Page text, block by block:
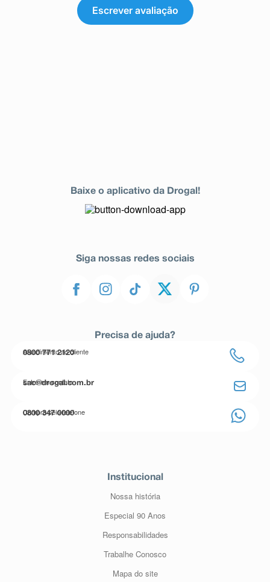
Escrever avaliação
Baixe o aplicativo da Drogal!
Siga nossas redes sociais
Precisa de ajuda?
Atendimento ao cliente
0800 771 2120
Entre em contato
sac@drogal.com.br
Compre pelo telefone
0800 347 0000
Institucional
Nossa história
Especial 90 Anos
Responsabilidades
Trabalhe Conosco
Mapa do site